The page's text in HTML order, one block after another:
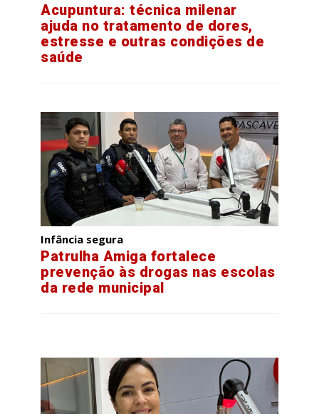
Acupuntura: técnica milenar
ajuda no tratamento de dores,
estresse e outras condições de
saúde
Infância segura
Patrulha Amiga fortalece
prevenção às drogas nas escolas
da rede municipal